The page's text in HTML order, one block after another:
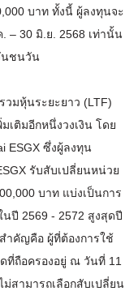
บาท ทั้งนี้ ผู้ลงทุนจะ
– 30 มิ.ย. 2568 เท่านั้น
นชนวัน
วมหุ้นระยะยาว (LTF)
เติมอีกหนึ่งวงเงิน โดย
ESGX ซึ่งผู้ลงทุน
รับสับเปลี่ยนหน่วย
บาท แบ่งเป็นการ
ปี 2569 - 2572 สูงสุดปี
ำคัญคือ ผู้ที่ต้องการใช้
ที่ถือครองอยู่ ณ วันที่ 11
ม่สามารถเลือกสับเปลี่ยน